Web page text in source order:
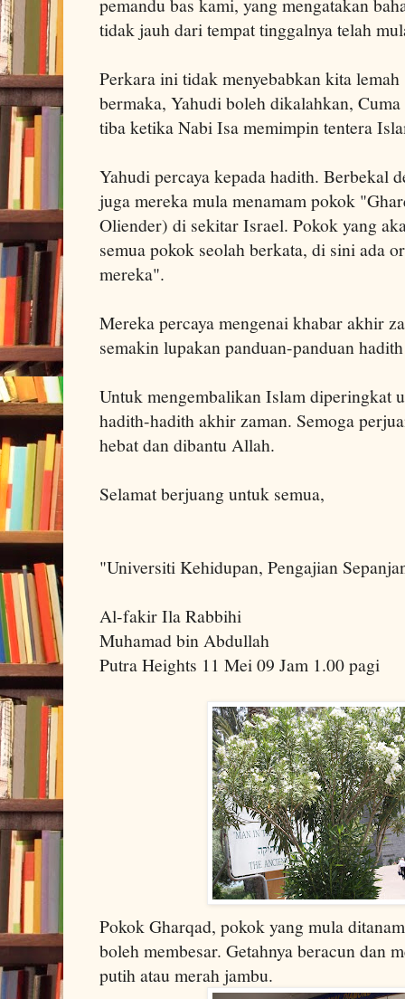
tidak jauh dari tempat tinggalnya telah
Perkara ini tidak menyebabkan kita
bermaka, Yahudi boleh dikalahkan,
tiba ketika Nabi Isa memimpin tentera
Yahudi percaya kepada hadith. Berbekal
juga mereka mula menamam pokok
Oliender) di sekitar Israel. Pokok yang
semua pokok seolah berkata, di sini ada
mereka".
Mereka percaya mengenai khabar akhir
semakin lupakan panduan-panduan
Untuk mengembalikan Islam diperingkat
hadith-hadith akhir zaman. Semoga
hebat dan dibantu Allah.
Selamat berjuang untuk semua,
"Universiti Kehidupan, Pengajian
Al-fakir Ila Rabbihi
Muhamad bin Abdullah
Putra Heights 11 Mei 09 Jam 1.00 pagi
Pokok Gharqad, pokok yang mula
boleh membesar. Getahnya beracun dan
putih atau merah jambu.